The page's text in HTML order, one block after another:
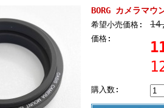
BORG カメラマウ
希望小売価格:
価格:
購入数: